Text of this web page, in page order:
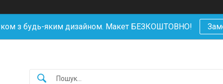
з будь-яким дизайном. Макет БЕЗКОШТОВНО!